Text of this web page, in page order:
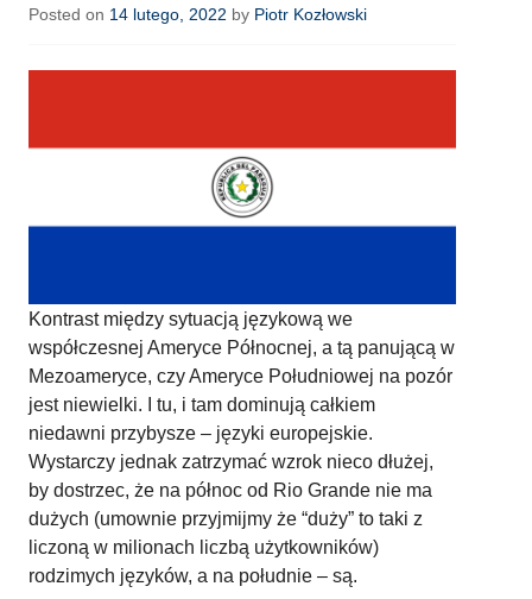
Posted on 14 lutego, 2022 by Piotr Kozłowski
Kontrast między sytuacją językową we
współczesnej Ameryce Północnej, a tą panującą w
Mezoameryce, czy Ameryce Południowej na pozór
jest niewielki. I tu, i tam dominują całkiem
niedawni przybysze – języki europejskie.
Wystarczy jednak zatrzymać wzrok nieco dłużej,
by dostrzec, że na północ od Rio Grande nie ma
dużych (umownie przyjmijmy że “duży” to taki z
liczoną w milionach liczbą użytkowników)
rodzimych języków, a na południe – są.